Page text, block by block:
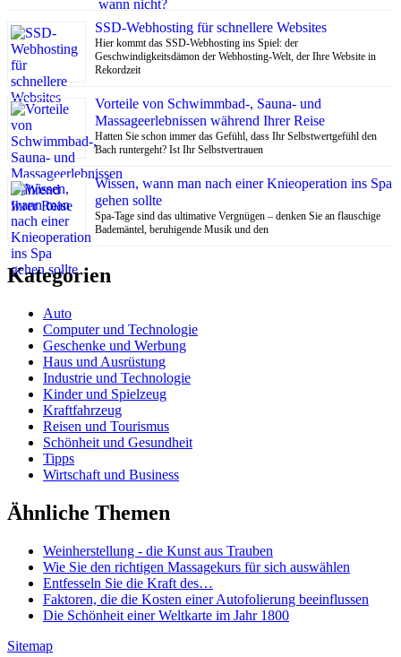
SSD-Webhosting für schnellere Websites
Hier kommt das SSD-Webhosting ins Spiel: der
Geschwindigkeitsdämon der Webhosting-Welt, der Ihre Website in
Rekordzeit
Vorteile von Schwimmbad-, Sauna- und
Massageerlebnissen während Ihrer Reise
Hatten Sie schon immer das Gefühl, dass Ihr Selbstwertgefühl den
Bach runtergeht? Ist Ihr Selbstvertrauen
Wissen, wann man nach einer Knieoperation ins Spa
gehen sollte
Spa-Tage sind das ultimative Vergnügen – denken Sie an flauschige
Bademäntel, beruhigende Musik und den
Kategorien
Auto
Computer und Technologie
Geschenke und Werbung
Haus und Ausrüstung
Industrie und Technologie
Kinder und Spielzeug
Kraftfahrzeug
Reisen und Tourismus
Schönheit und Gesundheit
Tipps
Wirtschaft und Business
Ähnliche Themen
Weinherstellung - die Kunst aus Trauben
Wie Sie den richtigen Massagekurs für sich auswählen
Entfesseln Sie die Kraft des…
Faktoren, die die Kosten einer Autofolierung beeinflussen
Die Schönheit einer Weltkarte im Jahr 1800
Sitemap